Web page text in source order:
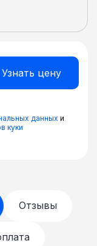
данных и
куки
Отзывы